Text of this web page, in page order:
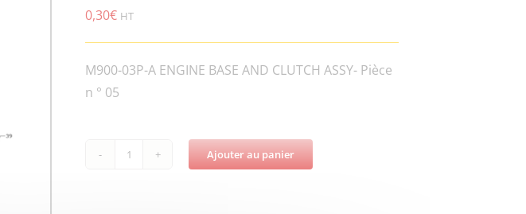
0,30€ HT
M900-03P-A ENGINE BASE AND CLUTCH ASSY- Pièce
n ° 05
quantité
Ajouter au panier